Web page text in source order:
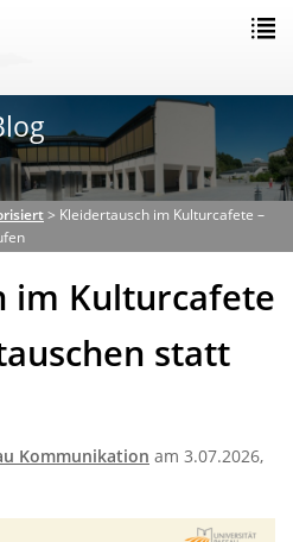
> Kleidertausch im Kulturcafete –
im Kulturcafete
statt
Kommunikation am 3.07.2026,